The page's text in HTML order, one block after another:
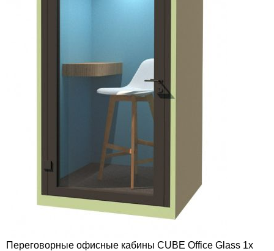
Переговорные офисные кабины CUBE Office Glass 1x